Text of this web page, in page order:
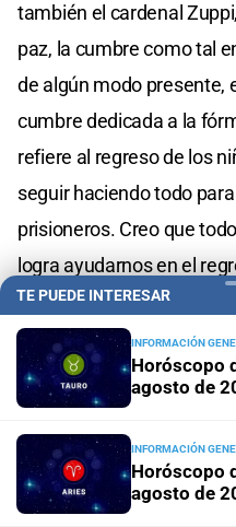
también el cardenal
paz, la cumbre como tal
de algún modo presente,
cumbre dedicada a la
refiere al regreso de los
seguir haciendo todo
prisioneros. Creo que
logra ayudarnos en el
(deportados a Rusia)
Ucrania, mejor todavía,
elegimos el regreso de
hubiera concentrado en
MIRÁ TAMBIÉN
TE PUEDE INTERESAR
INFORMACIÓN
Horóscopo
agosto de
INFORMACIÓN
Horóscopo
agosto de